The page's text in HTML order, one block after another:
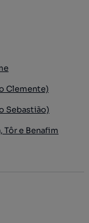
Clemente)
Sebastião)
Tôr e Benafim